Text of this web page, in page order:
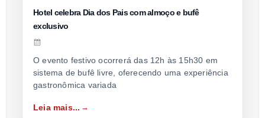
Hotel celebra Dia dos Pais com almoço e bufê
exclusivo
O evento festivo ocorrerá das 12h às 15h30 em
sistema de bufê livre, oferecendo uma experiência
gastronômica variada
Leia mais...